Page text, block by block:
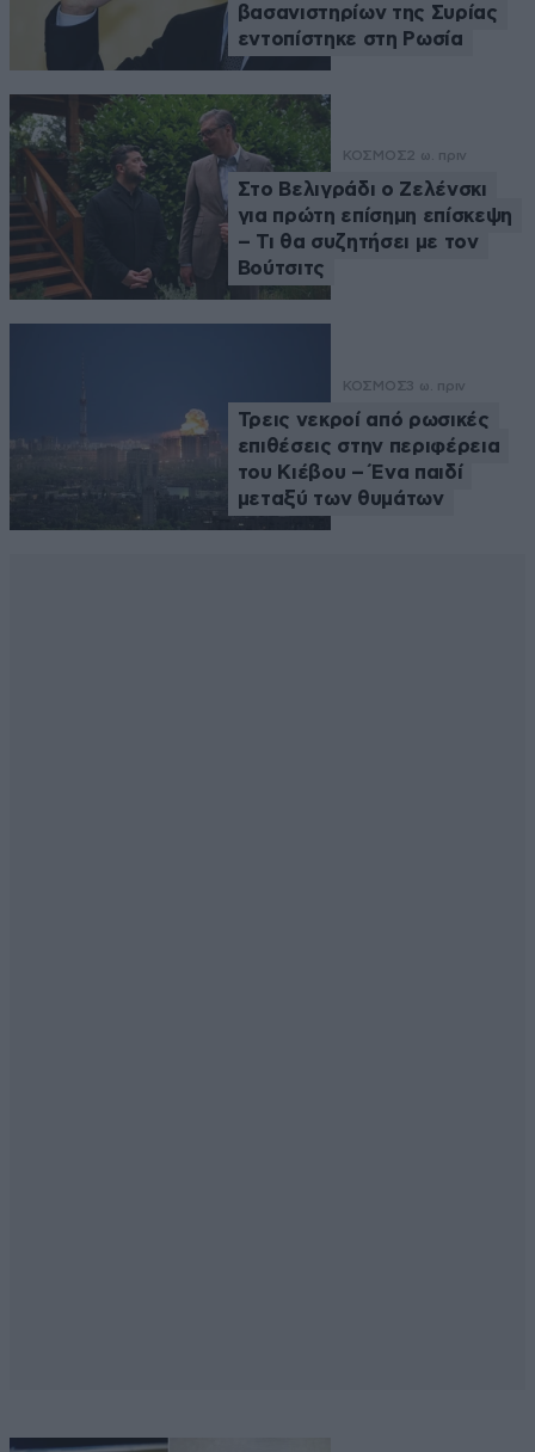
βασανιστηρίων της Συρίας
εντοπίστηκε στη Ρωσία
ΚΟΣΜΟΣ2 ω. πριν
Στο Βελιγράδι ο Ζελένσκι
για πρώτη επίσημη επίσκεψη
– Τι θα συζητήσει με τον
Βούτσιτς
ΚΟΣΜΟΣ3 ω. πριν
Τρεις νεκροί από ρωσικές
επιθέσεις στην περιφέρεια
του Κιέβου – Ένα παιδί
μεταξύ των θυμάτων